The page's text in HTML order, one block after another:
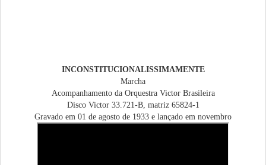
INCONSTITUCIONALISSIMAMENTE
Marcha
Acompanhamento da Orquestra Victor Brasileira
Disco Victor 33.721-B, matriz 65824-1
Gravado em 01 de agosto de 1933 e lançado em novembro